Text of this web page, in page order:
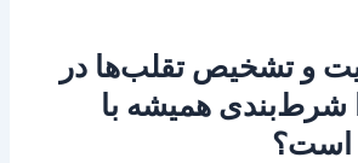
و تشخیص تقلب‌ها در
شرط‌بندی همیشه با
است؟